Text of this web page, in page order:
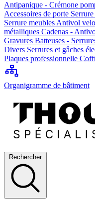
Antipanique - Crémone
Accessoires de porte
Serrure meubles Antivol velo
métalliques Cadenas -
Gravures Batteuses -
Divers Serrures et gâches
Plaques professionnelle
Organigramme de bâtiment
Rechercher